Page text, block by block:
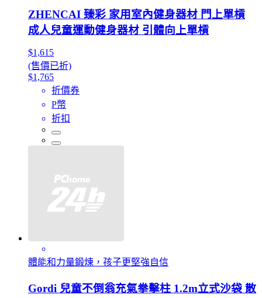
ZHENCAI 臻彩 家用室內健身器材 門上單槓
成人兒童運動健身器材 引體向上單槓
$1,615
(售價已折)
$1,765
折價券
P幣
折扣
體能和力量鍛煉，孩子更堅強自信
Gordi 兒童不倒翁充氣拳擊柱 1.2m立式沙袋 散